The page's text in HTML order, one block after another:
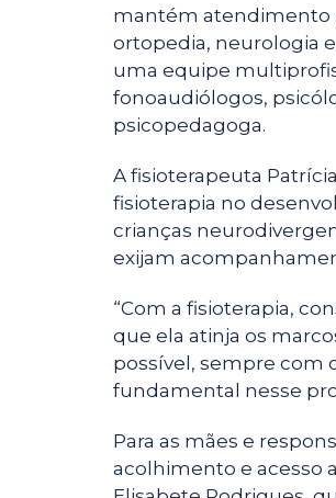
mantém atendimento
ortopedia, neurologia
uma equipe
fonoaudiólogos,
psicopedagoga.
A fisioterapeuta
fisioterapia no
crianças
exijam
“Com a fisioterapia,
que ela atinja os
possível, sempre com
fundamental nesse
Para as mães e
acolhimento e acesso